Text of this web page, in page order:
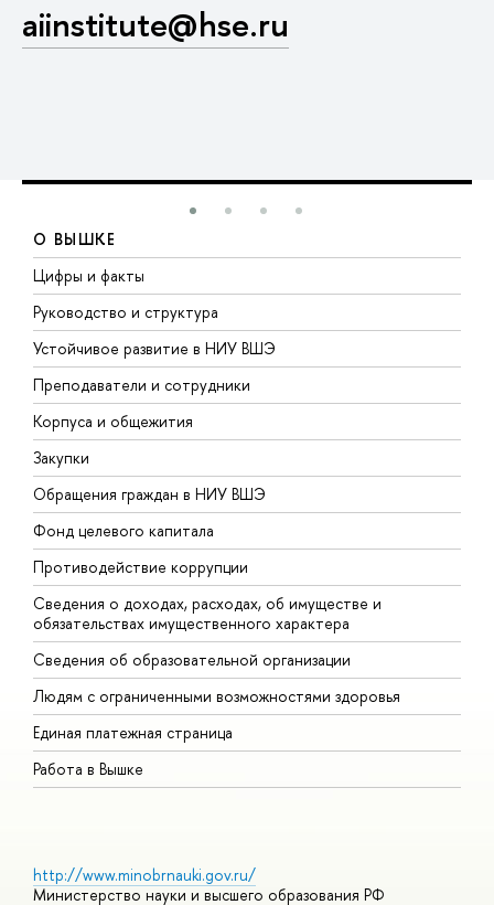
aiinstitute@hse.ru
О ВЫШКЕ
Цифры и факты
Руководство и структура
Устойчивое развитие в НИУ ВШЭ
Преподаватели и сотрудники
Корпуса и общежития
Закупки
Обращения граждан в НИУ ВШЭ
Фонд целевого капитала
Противодействие коррупции
Сведения о доходах, расходах, об имуществе и
обязательствах имущественного характера
Сведения об образовательной организации
Людям с ограниченными возможностями здоровья
Единая платежная страница
Работа в Вышке
http://www.minobrnauki.gov.ru/
Министерство науки и высшего образования РФ